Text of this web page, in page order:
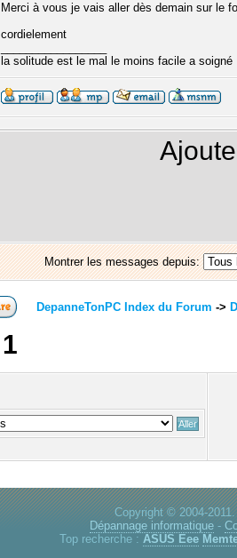
Merci à vous je vais aller dès demain sur le
cordielement
la solitude est le mal le moins facile a soigné
Montrer les messages depuis:
DepanneTonPC Index du Forum ->
1
Copyright © 2004-
Dépannage informatique -
Top recherche : ASUS Eee